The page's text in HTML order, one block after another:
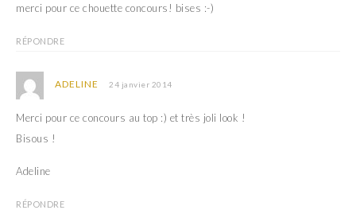
merci pour ce chouette concours! bises :-)
RÉPONDRE
ADELINE 24 janvier 2014
Merci pour ce concours au top :) et très joli look !
Bisous !
Adeline
RÉPONDRE